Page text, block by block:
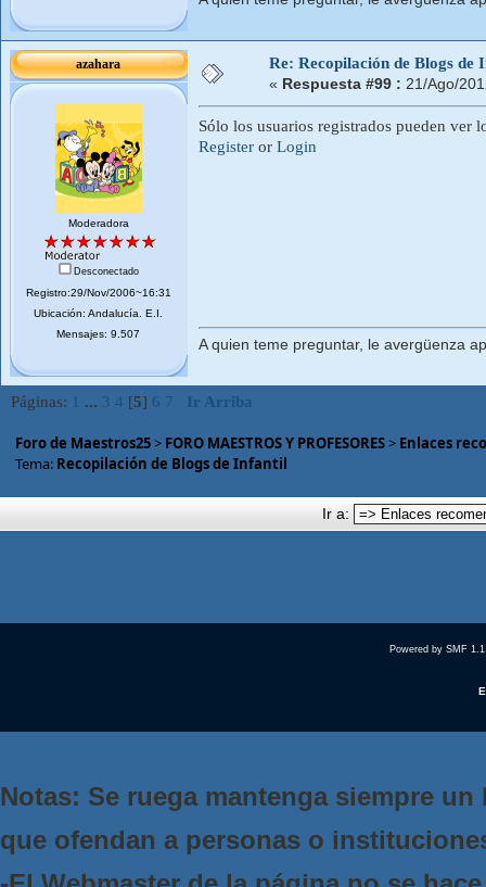
azahara
Moderadora
Desconectado
Registro:29/Nov/2006~16:31
Ubicación: Andalucí­a. E.I.
Mensajes: 9.507
Re: Recopilación de Blogs de
« Respuesta #99 : 21/Ago/
Sólo los usuarios registrados pueden ver
Register or Login
A quien teme preguntar, le avergüenza
Páginas: ... 3 4 [5] 6 7 Ir Arriba
Foro de Maestros25> FORO MAESTROS Y PROFESORES> Enlaces
Tema: Recopilación de Blogs de Infantil
Ir a:
Powered by SMF
Notas: Se ruega mantenga siempre
que ofendan a personas o